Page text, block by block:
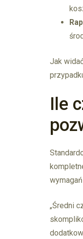
Jak
Ile
„Średni